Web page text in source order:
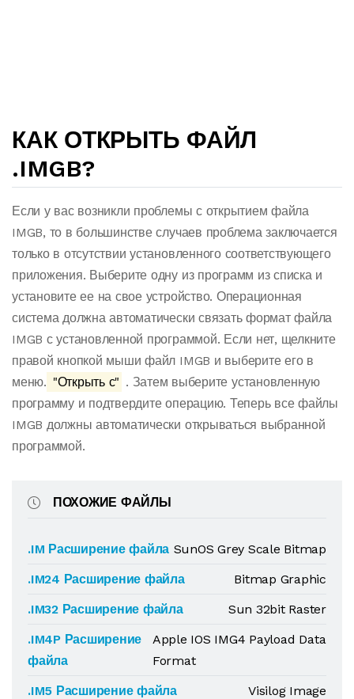
КАК ОТКРЫТЬ ФАЙЛ
.IMGB?
Если у вас возникли проблемы с открытием файла
IMGB, то в большинстве случаев проблема заключается
только в отсутствии установленного соответствующего
приложения. Выберите одну из программ из списка и
установите ее на свое устройство. Операционная
система должна автоматически связать формат файла
IMGB с установленной программой. Если нет, щелкните
правой кнопкой мыши файл IMGB и выберите его в
меню. "Открыть с" . Затем выберите установленную
программу и подтвердите операцию. Теперь все файлы
IMGB должны автоматически открываться выбранной
программой.
ПОХОЖИЕ ФАЙЛЫ
.IM Расширение файла SunOS Grey Scale Bitmap
.IM24 Расширение файла
Bitmap Graphic
.IM32 Расширение файла
Sun 32bit Raster
.IM4P Расширение
файла
Apple IOS IMG4 Payload Data
Format
.IM5 Расширение файла
Visilog Image